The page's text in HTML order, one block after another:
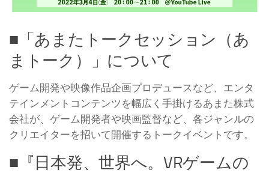
■「あまたトークセッション（あ
まトーク）」について
ゲーム開発や映像作品企画プロデュースなど、エンタ
テインメントコンテンツを幅広く手掛けるあまた株式
会社が、ゲーム開発者や映画監督など、各ジャンルの
クリエイターを招いて開催するトークイベントです。
■『日本発、世界へ。VRゲームの